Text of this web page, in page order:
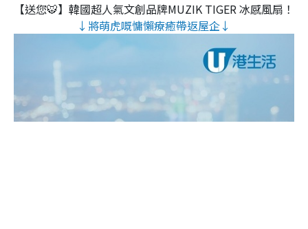
【送您🐯】韓國超人氣文創品牌MUZIK TIGER 冰感風扇！
↓將萌虎嘅慵懶療癒帶返屋企↓